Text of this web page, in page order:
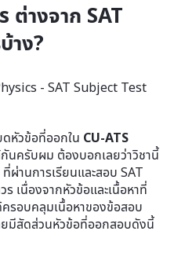
ต่างจาก SAT
าง?
หัวข้อที่ออกใน CU-ATS
นครับผม ต้องบอกเลยว่าวิชานี้
ผ่านการเรียนและสอบ SAT
เนื่องจากหัวข้อและเนื้อหาที่
รอบคลุมเนื้อหาของข้อสอบ
มีสัดส่วนหัวข้อที่ออกสอบดังนี้